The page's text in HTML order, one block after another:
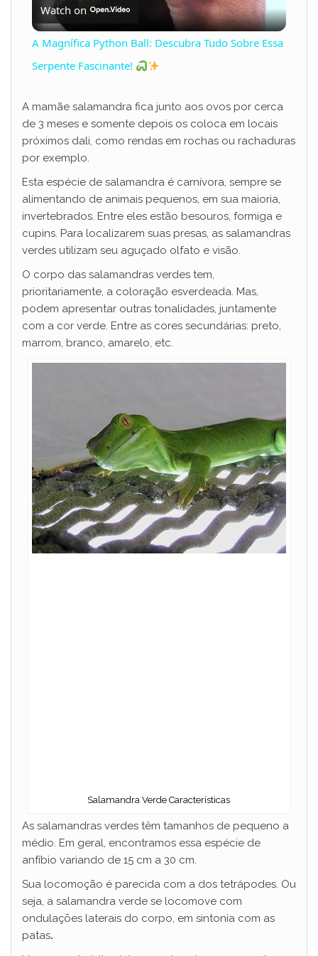
a
y
V
i
d
e
o
Watch on
A Magnífica Python Ball: Descubra Tudo Sobre Essa
Serpente Fascinante!
A mamãe salamandra fica junto aos ovos por cerca
de 3 meses e somente depois os coloca em locais
próximos dali, como rendas em rochas ou rachaduras
por exemplo.
Esta espécie de salamandra é carnívora, sempre se
alimentando de animais pequenos, em sua maioria,
invertebrados. Entre eles estão besouros, formiga e
cupins. Para localizarem suas presas, as salamandras
verdes utilizam seu aguçado olfato e visão.
O corpo das salamandras verdes tem,
prioritariamente, a coloração esverdeada. Mas,
podem apresentar outras tonalidades, juntamente
com a cor verde. Entre as cores secundárias: preto,
marrom, branco, amarelo, etc.
Salamandra Verde Características
As salamandras verdes têm tamanhos de pequeno a
médio. Em geral, encontramos essa espécie de
anfíbio variando de 15 cm a 30 cm.
Sua locomoção é parecida com a dos tetrápodes. Ou
seja, a salamandra verde se locomove com
ondulações laterais do corpo, em sintonia com as
patas.